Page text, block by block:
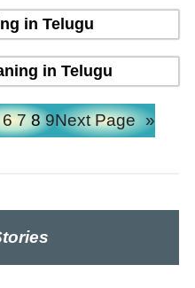
in Telugu
in Telugu
6 7 8 9Next Page »